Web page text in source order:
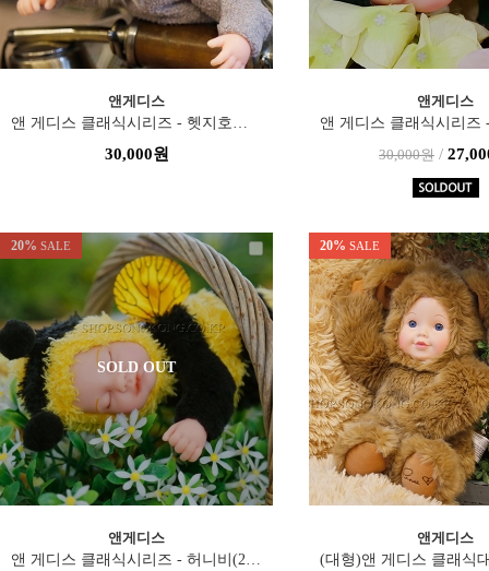
앤게디스
앤 게디스 클래식시리즈 - 헷지호그(졸린눈버전)(22cm)
30,000원
앤게디스
30,000원 /
20% SALE
SOLD OUT
앤게디스
앤 게디스 클래식시리즈 - 허니비(22cm)
20% SALE
앤게디스